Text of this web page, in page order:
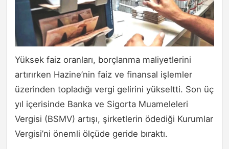
Yüksek faiz oranları, borçlanma maliyetlerini
artırırken Hazine’nin faiz ve finansal işlemler
üzerinden topladığı vergi gelirini yükseltti. Son üç
yıl içerisinde Banka ve Sigorta Muameleleri
Vergisi (BSMV) artışı, şirketlerin ödediği Kurumlar
Vergisi’ni önemli ölçüde geride bıraktı.